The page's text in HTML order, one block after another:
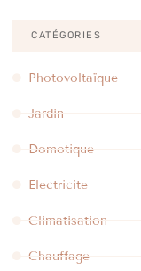
CATÉGORIES
Photovoltaïque
Jardin
Domotique
Electricite
Climatisation
Chauffage